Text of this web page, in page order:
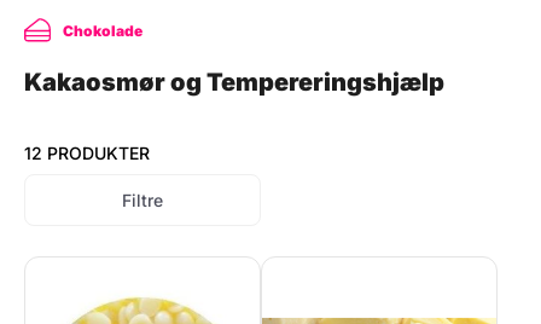
Chokolade
Kakaosmør og Tempereringshjælp
12 PRODUKTER
Filtre